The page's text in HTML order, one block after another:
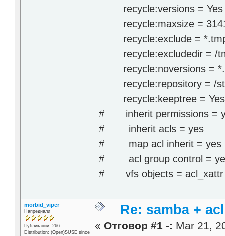
recycle:versions = Yes
recycle:maxsize =
recycle:exclude =
recycle:excludedir = /
recycle:noversions =
recycle:repository = /
recycle:keeptree = Yes
# inherit permissions =
# inherit acls = yes
# map acl inherit = yes
# acl group control =
# vfs objects = acl_xattr
morbid_viper
Напреднали
Публикации: 266
Distribution: (Open)SUSE since
Re: samba +
« Отговор #1 -: Mar 21,